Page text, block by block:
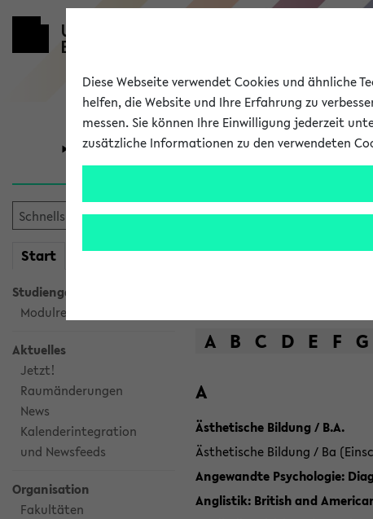
Universität Forschung
Start meineKVV
Studiengangsauswahl
Modulrecherche
Aktuelles
Jetzt!
Raumänderungen
News
Kalenderintegration
und Newsfeeds
Organisation
Fakultäten
Das
A B C D E F G
A
Ästhetische Bildung / B.A.
Ästhetische Bildung / Ba
Angewandte Psychologie:
Anglistik: British and
Diese Webseite verwendet Cookies und ähnliche
helfen, die Website und Ihre Erfahrung zu
messen. Sie können Ihre Einwilligung jederzeit
zusätzliche Informationen zu den verwendeten